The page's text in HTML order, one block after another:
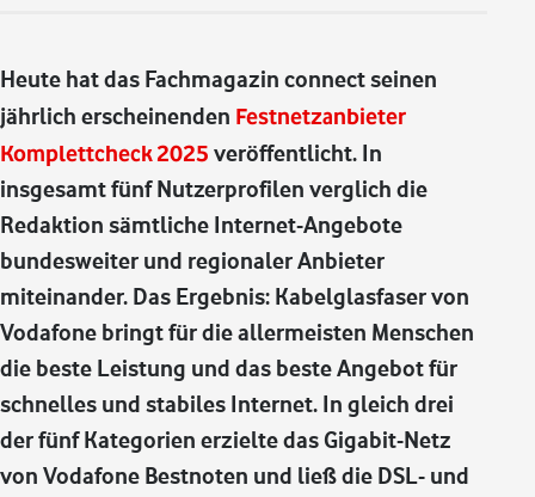
Heute hat das Fachmagazin connect seinen
jährlich erscheinenden Festnetzanbieter
Komplettcheck 2025 veröffentlicht. In
insgesamt fünf Nutzerprofilen verglich die
Redaktion sämtliche Internet-Angebote
bundesweiter und regionaler Anbieter
miteinander. Das Ergebnis: Kabelglasfaser von
Vodafone bringt für die allermeisten Menschen
die beste Leistung und das beste Angebot für
schnelles und stabiles Internet. In gleich drei
der fünf Kategorien erzielte das Gigabit-Netz
von Vodafone Bestnoten und ließ die DSL- und